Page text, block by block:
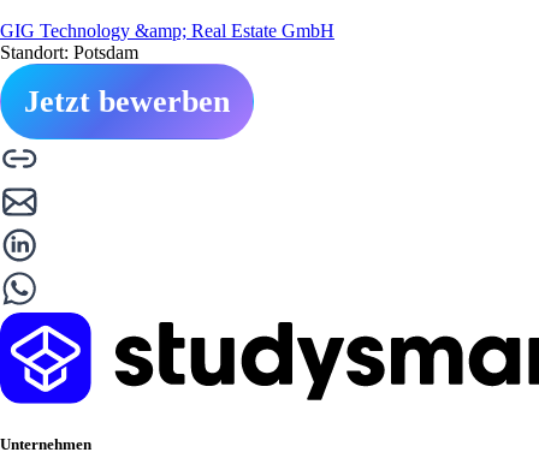
GIG Technology &amp; Real Estate GmbH
Standort: Potsdam
Jetzt bewerben
Unternehmen